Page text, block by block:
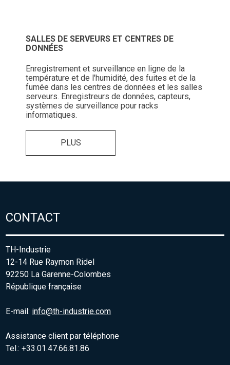
SALLES DE SERVEURS ET CENTRES DE
DONNÉES
Enregistrement et surveillance en ligne de la
température et de l'humidité, des fuites et de la
fumée dans les centres de données et les salles
serveurs. Enregistreurs de données, capteurs,
systèmes de surveillance pour racks
informatiques.
PLUS
CONTACT
TH-Industrie
12-14 Rue Raymon Ridel
92250 La Garenne-Colombes
République française
E-mail: info@th-industrie.com
Assistance client par téléphone
Tel.: +33.01.47.66.81.86